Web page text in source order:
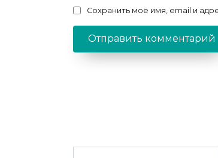
Сохранить моё имя, email и